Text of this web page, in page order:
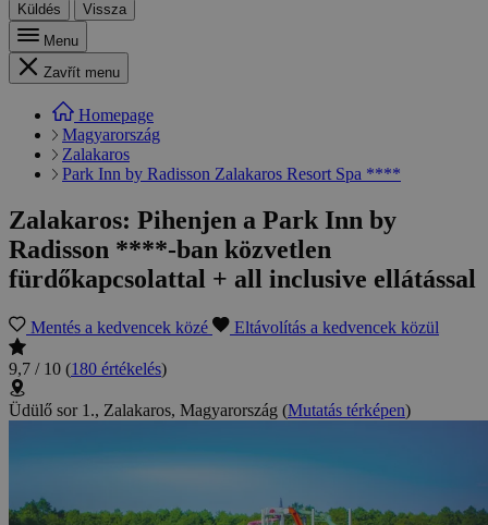
Küldés
Vissza
Menu
Zavřít menu
Homepage
Magyarország
Zalakaros
Park Inn by Radisson Zalakaros Resort Spa ****
Zalakaros: Pihenjen a Park Inn by
Radisson ****-ban közvetlen
fürdőkapcsolattal + all inclusive ellátással
Mentés a kedvencek közé Eltávolítás a kedvencek közül
9,7 / 10 (180 értékelés)
Üdülő sor 1., Zalakaros, Magyarország (Mutatás térképen)